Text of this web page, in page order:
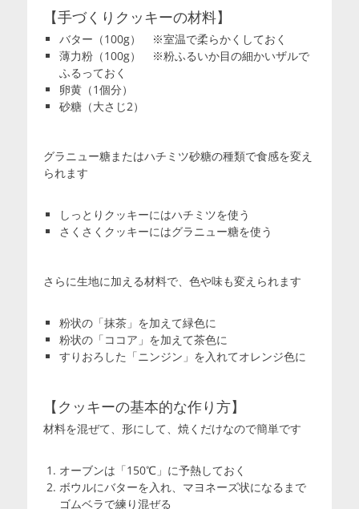
【手づくりクッキーの材料】
バター（100g） ※室温で柔らかくしておく
薄力粉（100g） ※粉ふるいか目の細かいザルで
ふるっておく
卵黄（1個分）
砂糖（大さじ2）
グラニュー糖またはハチミツ砂糖の種類で食感を変え
られます
しっとりクッキーにはハチミツを使う
さくさくクッキーにはグラニュー糖を使う
さらに生地に加える材料で、色や味も変えられます
粉状の「抹茶」を加えて緑色に
粉状の「ココア」を加えて茶色に
すりおろした「ニンジン」を入れてオレンジ色に
【クッキーの基本的な作り方】
材料を混ぜて、形にして、焼くだけなので簡単です
オーブンは「150℃」に予熱しておく
ボウルにバターを入れ、マヨネーズ状になるまで
ゴムベラで練り混ぜる